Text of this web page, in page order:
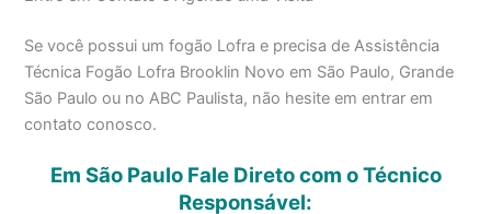
Se você possui um fogão Lofra e precisa de Assistência
Técnica Fogão Lofra Brooklin Novo em São Paulo, Grande
São Paulo ou no ABC Paulista, não hesite em entrar em
contato conosco.
Em São Paulo Fale Direto com o Técnico
Responsável: